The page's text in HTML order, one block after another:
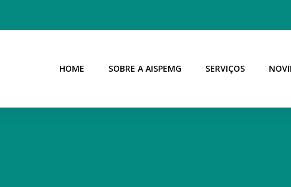
HOME SOBRE A AISPEMG SERVIÇOS